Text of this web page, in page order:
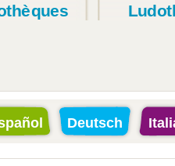
Deutsch